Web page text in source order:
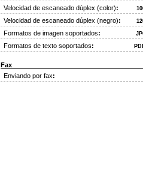
Velocidad de escaneado dúplex (color):
Velocidad de escaneado dúplex (negro):
Formatos de imagen soportados:
Formatos de texto soportados:
Fax
Enviando por fax: